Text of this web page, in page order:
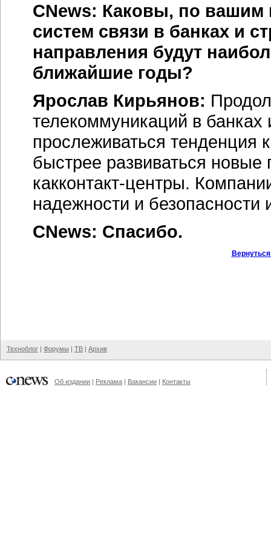
CNews: Каковы, по вашим
систем связи в банках и
направления будут
ближайшие годы?
Ярослав Кирьянов:
телекоммуникаций в банках
прослеживаться тенденция
быстрее развиваться
какконтакт-центры.
надежности и
CNews: Спасибо.
Техноблог | Форумы | ТВ | Архив
Об издании | Реклама | Вакансии | Контакты